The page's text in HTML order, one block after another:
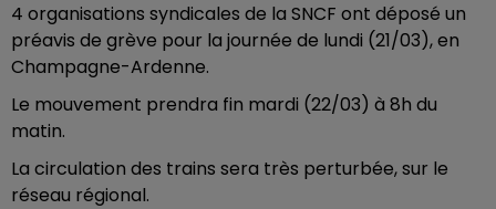
4 organisations syndicales de la SNCF ont déposé un
préavis de grève pour la journée de lundi (21/03), en
Champagne-Ardenne.
Le mouvement prendra fin mardi (22/03) à 8h du
matin.
La circulation des trains sera très perturbée, sur le
réseau régional.